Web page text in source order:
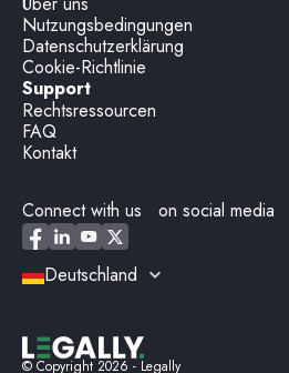
© Copyright 2026 - Legally
Nutzungsbedingungen
Datenschutzerklärung
Cookie-Richtlinie
Support
Rechtsressourcen
FAQ
Kontakt
Connect with us on social media
Deutschland